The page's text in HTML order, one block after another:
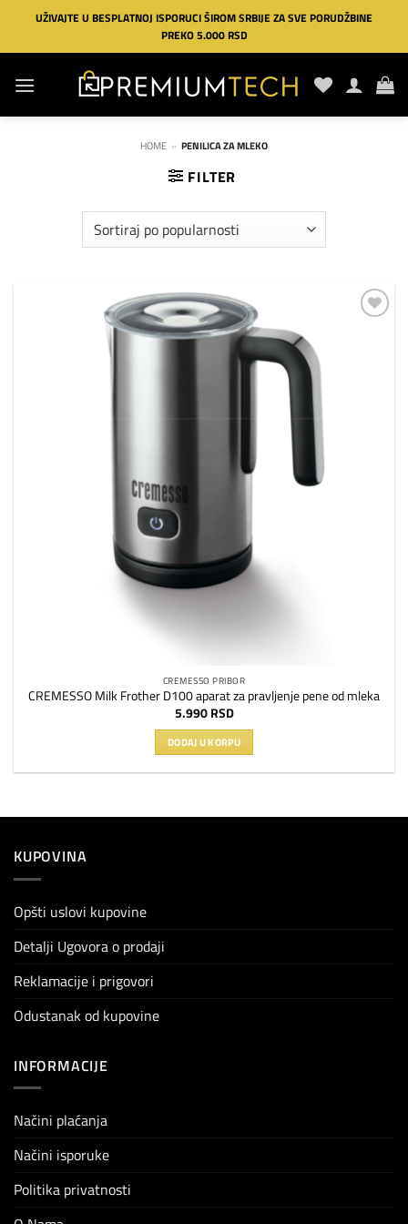
Preskoči
sadržaj
UŽIVAJTE U BESPLATNOJ ISPORUCI ŠIROM SRBIJE ZA SVE PORUDŽBINE
PREKO 5.000 RSD
HOME » PENILICA ZA MLEKO
FILTER
CREMESSO PRIBOR
CREMESSO Milk Frother D100 aparat za pravljenje pene od mleka
5.990 RSD
DODAJ U KORPU
KUPOVINA
Opšti uslovi kupovine
Detalji Ugovora o prodaji
Reklamacije i prigovori
Odustanak od kupovine
INFORMACIJE
Načini plaćanja
Načini isporuke
Politika privatnosti